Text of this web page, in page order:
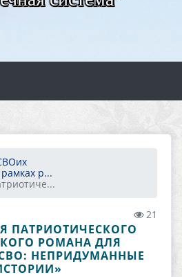
р...
21
ПАТРИОТИЧЕСКОГО
РОМАНА ДЛЯ
НЕПРИДУМАННЫЕ